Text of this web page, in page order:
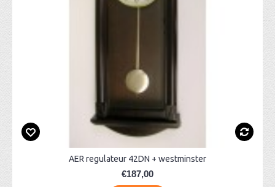
AER regulateur 42DN + westminster
€187,00